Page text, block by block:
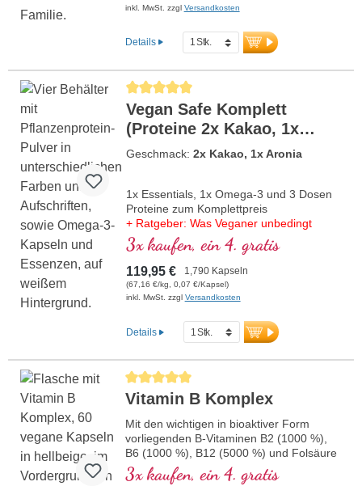
inkl. MwSt. zzgl Versandkosten
Details
Durchschnittliche Bewertung von 5 von 5 Sternen
Vegan Safe Komplett
(Proteine 2x Kakao, 1x
Aronia)
Geschmack: 2x Kakao, 1x Aronia
1x Essentials, 1x Omega-3 und 3 Dosen
Proteine zum Komplettpreis
+ Ratgeber: Was Veganer unbedingt
wissen müssen
3x kaufen, ein 4. gratis
119,95 € 1,790 Kapseln
(67,16 €/kg, 0,07 €/Kapsel)
inkl. MwSt. zzgl Versandkosten
Details
Durchschnittliche Bewertung von 5 von 5 Sternen
Vitamin B Komplex
Mit den wichtigen in bioaktiver Form
vorliegenden B-Vitaminen B2 (1000 %),
B6 (1000 %), B12 (5000 %) und Folsäure
(400 %) sowie allen anderen B-Vitaminen.
Mit Methylcobalamin und
3x kaufen, ein 4. gratis